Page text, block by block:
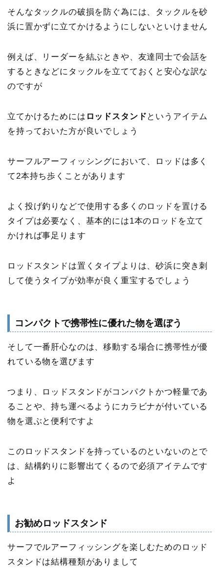
そんなタックルの破損を防ぐ為には、タックルを砂
浜に置かずに立てかけるようにしないといけません
例えば、
リーダーを結ぶときや、友達同士で会話を
するときなどにタックルを立てておくと安心な訳な
のですが
立てかけるためには ロッドスタンド というアイテム
を持っておいた方が良いでしょう
サーフルアーフィッシングにおいて、ロッドは多く
て2本持ち歩くことがあります
よく投げ釣りなどで使用する多くのロッドを置ける
タイプは必要なく、基本的には1本のロッドを立て
かければ事足ります
ロッドスタンドは置くタイプよりは、砂浜に突き刺
して使うタイプが効率が良く重宝する でしょう
コンパクトで携帯性に優れた物を選ぼう
そして一番肝心なのは、移動する場合に携帯性が優
れている物 を選びます
つまり、
ロッドスタンドがコンパクトかつ軽量であ
ることや、持ち運べるようにカラビナが付いている
物を選ぶと便利 ですよ
このロッドスタンドを持っているのといないのとで
は、結構釣りに影響出てくるので必須アイテムです
よ
お勧めロッドスタンド
サーフでルアーフィッシングを楽しむためのロッド
スタンドは結構種類がありまして